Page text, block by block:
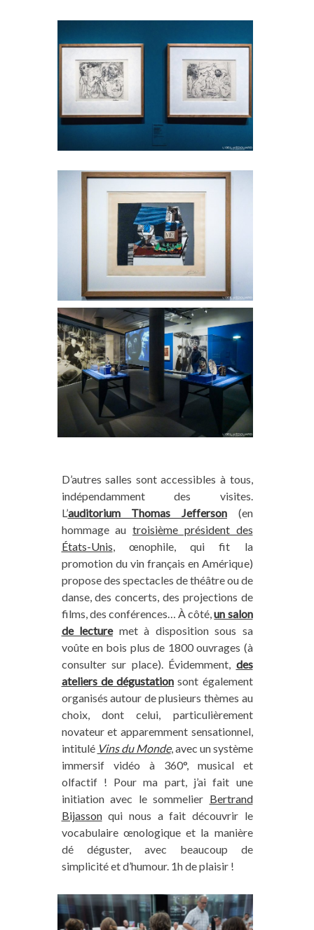
D’autres salles sont accessibles à tous,
indépendamment des visites.
L’auditorium Thomas Jefferson(en
hommage au troisième président des
États-Unis, œnophile, qui fit la
promotion du vin français en Amérique)
propose des spectacles de théâtre ou de
danse, des concerts, des projections de
films, des conférences… À côté,un salon
de lecturemet à disposition sous sa
voûte en bois plus de 1800 ouvrages (à
consulter sur place). Évidemment, des
ateliers de dégustation sont également
organisés autour de plusieurs thèmes au
choix, dont celui, particulièrement
novateur et apparemment sensationnel,
intitulé Vins du Monde, avec un système
immersif vidéo à 360°, musical et
olfactif ! Pour ma part, j’ai fait une
initiation avec le sommelier Bertrand
Bijassonqui nous a fait découvrir le
vocabulaire œnologique et la manière
dé déguster, avec beaucoup de
simplicité et d’humour. 1h de plaisir !